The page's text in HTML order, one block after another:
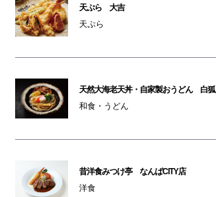
天ぷら 大吉
天ぷら
天然大海老天丼・自家製おうどん 白狐
和食・うどん
昔洋食みつけ亭 なんばCITY店
洋食